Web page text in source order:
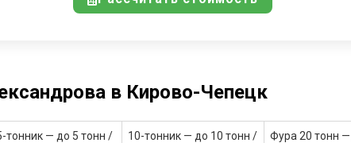
в Кирово-Чепецк
тонник — до 5 тонн /
10-тонник — до 10 тонн /
Фура 20 тонн